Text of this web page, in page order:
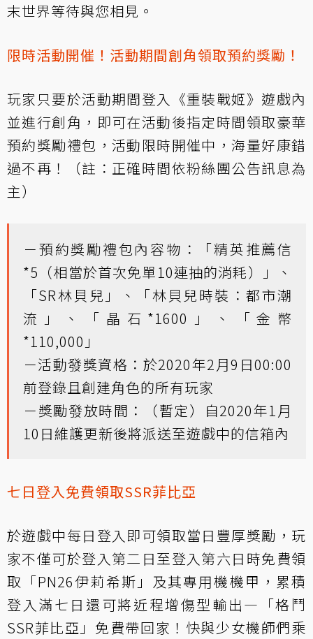
末世界等待與您相見。
限時活動開催！活動期間創角領取預約獎勵！
玩家只要於活動期間登入《重裝戰姬》遊戲內
並進行創角，即可在活動後指定時間領取豪華
預約獎勵禮包，活動限時開催中，海量好康錯
過不再！（註：正確時間依粉絲團公告訊息為
主）
－預約獎勵禮包內容物：「精英推薦信
*5（相當於首次免單10連抽的消耗）」、
「SR林貝兒」、「林貝兒時裝：都市潮
流」、「晶石*1600」、「金幣
*110,000」
－活動發獎資格：於2020年2月9日00:00
前登錄且創建角色的所有玩家
－獎勵發放時間：（暫定）自2020年1月
10日維護更新後將派送至遊戲中的信箱內
七日登入免費領取SSR菲比亞
於遊戲中每日登入即可領取當日豐厚獎勵，玩
家不僅可於登入第二日至登入第六日時免費領
取「PN26伊莉希斯」及其專用機機甲，累積
登入滿七日還可將近程增傷型輸出—「格鬥
SSR菲比亞」免費帶回家！快與少女機師們乘